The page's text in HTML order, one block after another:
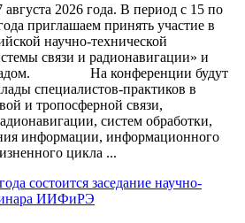
августа 2026 года. В период с 15 по
приглашаем принять участие в
научно-технической
связи и радионавигации» и
На конференции будут
специалистов-практиков в
и тропосферной связи,
систем обработки,
информации, информационного
цикла ...